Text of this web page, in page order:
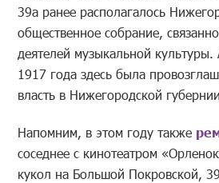
39а ранее располагалось
общественное собрание,
деятелей музыкальной
1917 года здесь была
власть в Нижегородской
Напомним, в этом году также
соседнее с кинотеатром
кукол на Большой Покровской,